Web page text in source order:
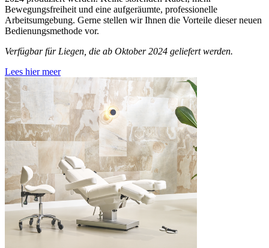
Bewegungsfreiheit und eine aufgeräumte, professionelle
Arbeitsumgebung. Gerne stellen wir Ihnen die Vorteile dieser neuen
Bedienungsmethode vor.
Verfügbar für Liegen, die ab Oktober 2024 geliefert werden.
Lees hier meer